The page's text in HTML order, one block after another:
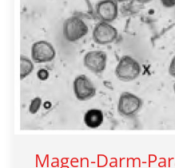
Magen-Darm-